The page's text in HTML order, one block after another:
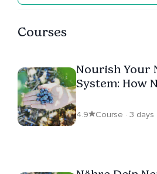
Courses
Nourish Your
System: How
4.9 Course · 3 days